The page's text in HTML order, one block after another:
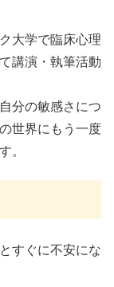
大学で臨床心理
講演・執筆活動
分の敏感さにつ
世界にもう一度
。
すぐに不安にな